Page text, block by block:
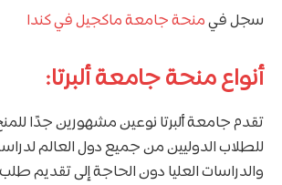
سجل فيمنحة جامعة ماكجيل في كندا
أنواع منحة جامعة ألبرتا:
تقدم جامعة ألبرتا نوعين مشهورين جدًا
للطلاب الدوليين من جميع دول العالم
والدراسات العليا دون الحاجة إلى تقديم